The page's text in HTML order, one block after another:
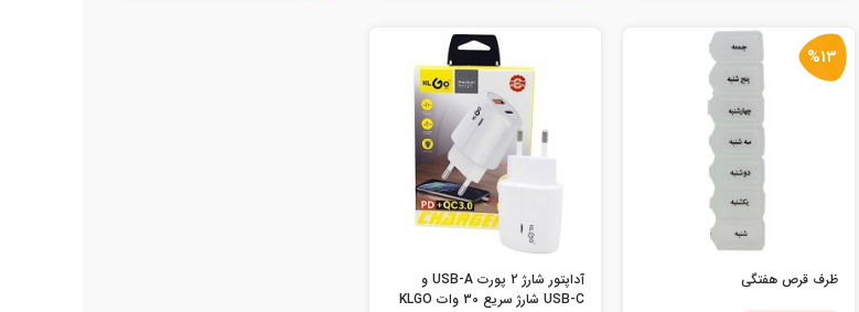
%13
ظرف قرص هفتگی
آداپتور شارژ 2 پورت USB-A و
USB-C شارژ سریع 30 وات KLGO